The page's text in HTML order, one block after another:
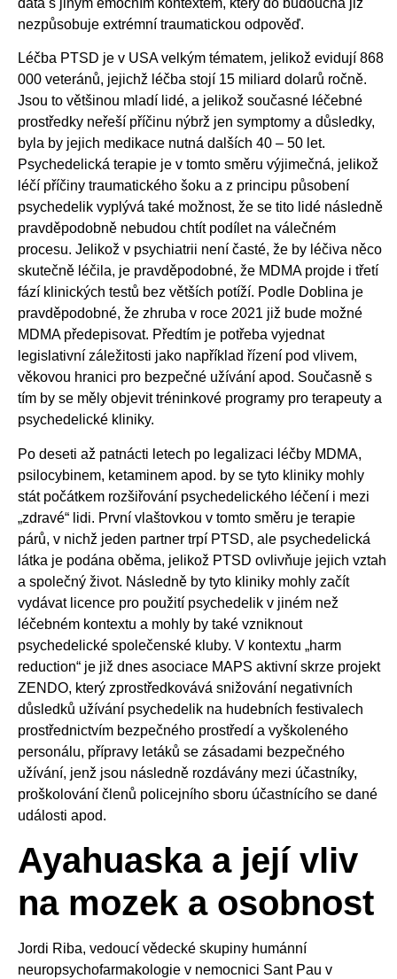
data s jiným emočním kontextem, který do budoucna již
nezpůsobuje extrémní traumatickou odpověď.
Léčba PTSD je v USA velkým tématem, jelikož evidují 868
000 veteránů, jejichž léčba stojí 15 miliard dolarů ročně.
Jsou to většinou mladí lidé, a jelikož současné léčebné
prostředky neřeší příčinu nýbrž jen symptomy a důsledky,
byla by jejich medikace nutná dalších 40 – 50 let.
Psychedelická terapie je v tomto směru výjimečná, jelikož
léčí příčiny traumatického šoku a z principu působení
psychedelik vyplývá také možnost, že se tito lidé následně
pravděpodobně nebudou chtít podílet na válečném
procesu. Jelikož v psychiatrii není časté, že by léčiva něco
skutečně léčila, je pravděpodobné, že MDMA projde i třetí
fází klinických testů bez větších potíží. Podle Doblina je
pravděpodobné, že zhruba v roce 2021 již bude možné
MDMA předepisovat. Předtím je potřeba vyjednat
legislativní záležitosti jako například řízení pod vlivem,
věkovou hranici pro bezpečné užívání apod. Současně s
tím by se měly objevit tréninkové programy pro terapeuty a
psychedelické kliniky.
Po deseti až patnácti letech po legalizaci léčby MDMA,
psilocybinem, ketaminem apod. by se tyto kliniky mohly
stát počátkem rozšiřování psychedelického léčení i mezi
„zdravé“ lidi. První vlaštovkou v tomto směru je terapie
párů, v nichž jeden partner trpí PTSD, ale psychedelická
látka je podána oběma, jelikož PTSD ovlivňuje jejich vztah
a společný život. Následně by tyto kliniky mohly začít
vydávat licence pro použití psychedelik v jiném než
léčebném kontextu a mohly by také vzniknout
psychedelické společenské kluby. V kontextu „harm
reduction“ je již dnes asociace MAPS aktivní skrze projekt
ZENDO, který zprostředkovává snižování negativních
důsledků užívání psychedelik na hudebních festivalech
prostřednictvím bezpečného prostředí a vyškoleného
personálu, přípravy letáků se zásadami bezpečného
užívání, jenž jsou následně rozdávány mezi účastníky,
proškolování členů policejního sboru účastnícího se dané
události apod.
Ayahuaska a její vliv
na mozek a osobnost
Jordi Riba, vedoucí vědecké skupiny humánní
neuropsychofarmakologie v nemocnici Sant Pau v